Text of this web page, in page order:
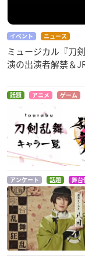
イベント ニュース
ミュージカル『刀
演の出演者解禁＆
話題 アニメ ゲーム
アンケート 話題 舞台